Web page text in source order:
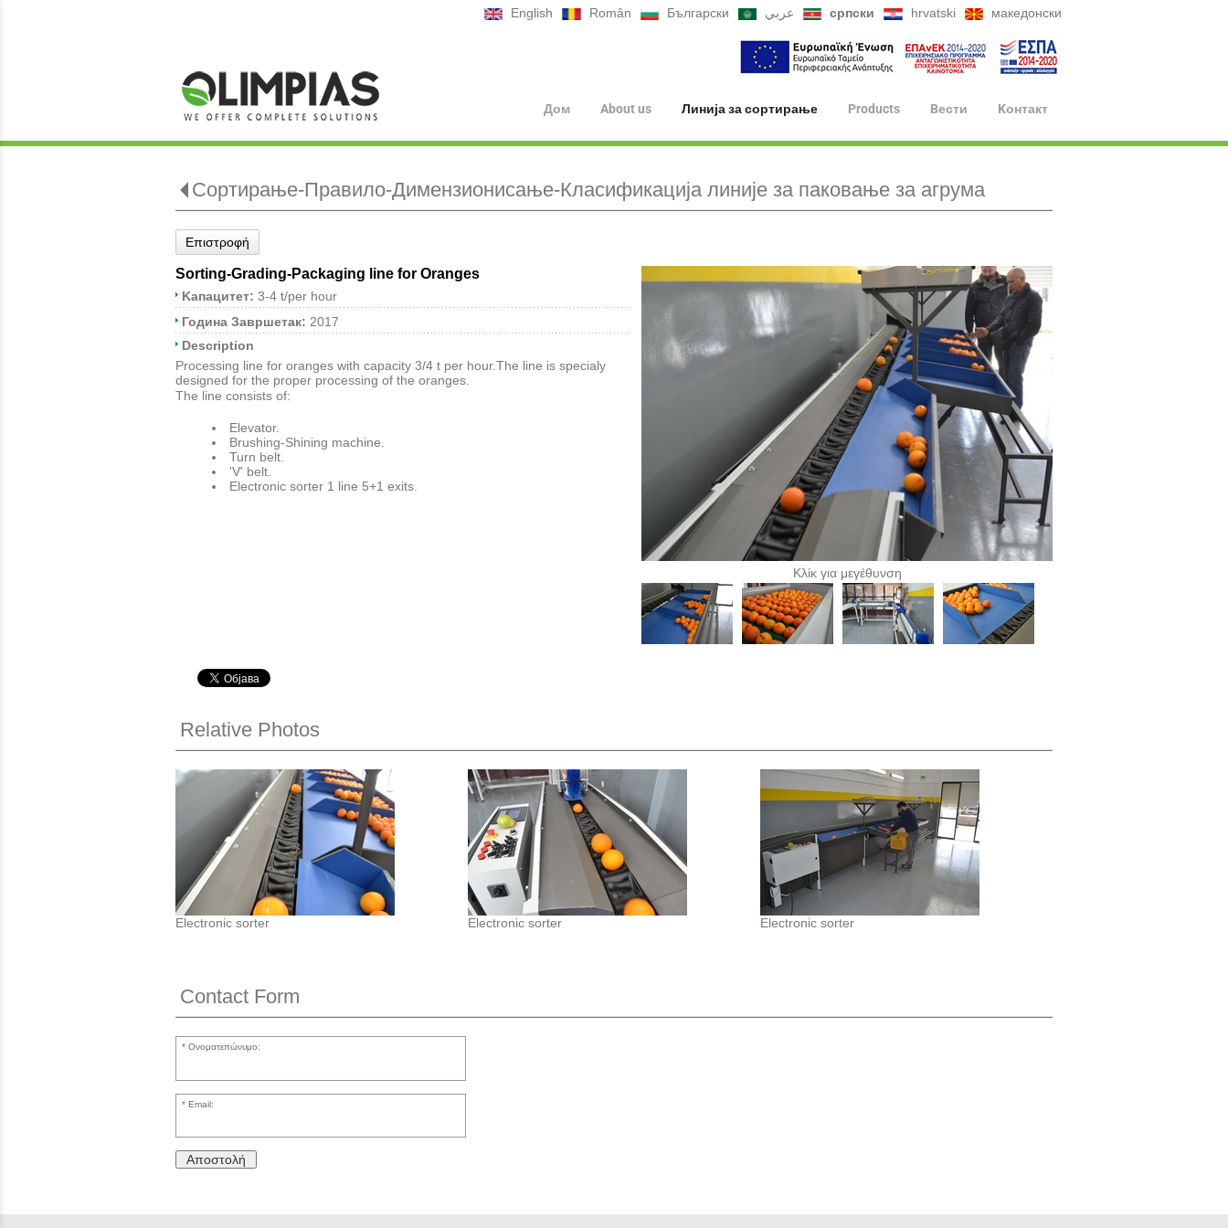
English Român Български عربي српски hrvatski македонски
Дом About us Линија за сортирање Products Bести Kонтакт
Сортирање-Правило-Димензионисање-Класификација линије за паковање за агрума
Επιστροφή
Κλίκ για μεγέθυνση
Sorting-Grading-Packaging line for Oranges
Kапацитет: 3-4 t/per hour
Година Завршетак: 2017
Description
Processing line for oranges with capacity 3/4 t per hour.The line is specialy
designed for the proper processing of the oranges.
The line consists of:
Elevator.
Brushing-Shining machine.
Turn belt.
'V' belt.
Electronic sorter 1 line 5+1 exits.
Relative Photos
Electronic sorter Electronic sorter Electronic sorter
Contact Form
Ονοματεπώνυμο:
Email:
Αποστολή